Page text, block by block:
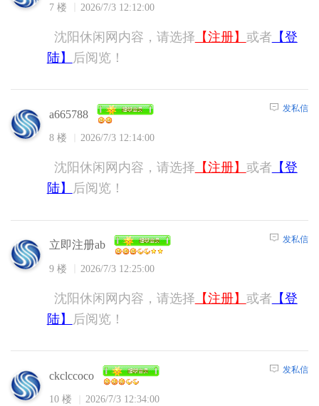
7 楼 2026/7/3 12:12:00
沈阳休闲网内容，请选择 【注册】 或者 【登
陆】
后阅览！
a665788
8 楼 2026/7/3 12:14:00
发私信
沈阳休闲网内容，请选择 【注册】 或者 【登
陆】
后阅览！
立即注册ab
9 楼 2026/7/3 12:25:00
发私信
沈阳休闲网内容，请选择 【注册】 或者 【登
陆】
后阅览！
ckclccoco
10 楼 2026/7/3 12:34:00
发私信